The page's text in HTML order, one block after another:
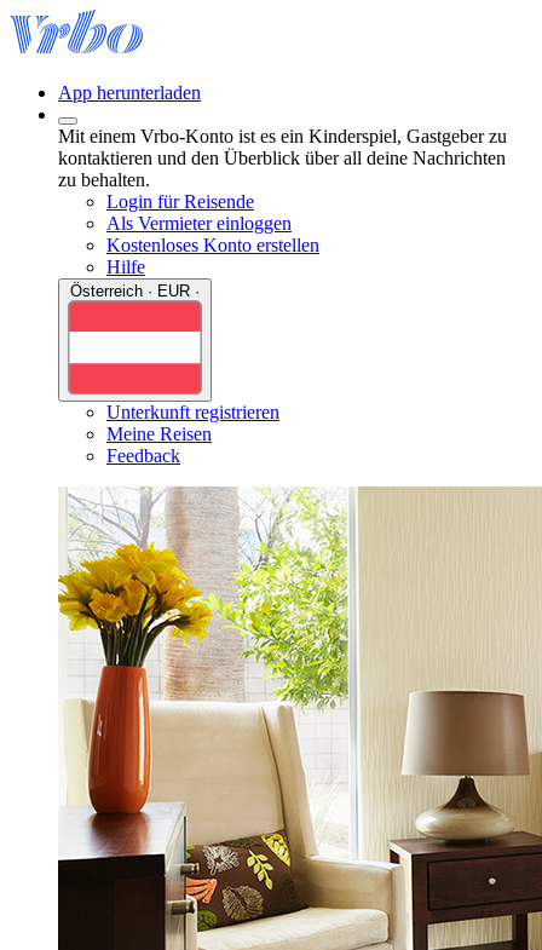
App herunterladen
Mit einem Vrbo-Konto ist es ein Kinderspiel, Gastgeber zu
kontaktieren und den Überblick über all deine Nachrichten
zu behalten.
Login für Reisende
Als Vermieter einloggen
Kostenloses Konto erstellen
Hilfe
Unterkunft registrieren
Meine Reisen
Feedback